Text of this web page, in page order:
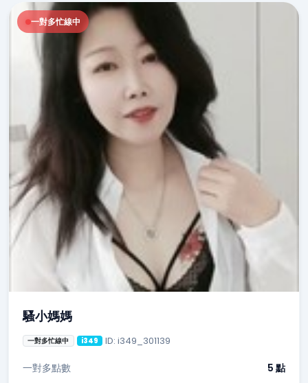
一對多忙線中
騷小媽媽
一對多忙線中 i349 ID: i349_301139
一對多點數 5 點